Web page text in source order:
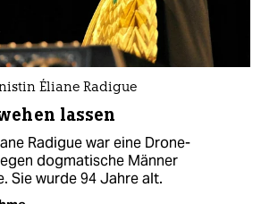
Éliane Radigue
lassen
Radigue war eine Drone-
dogmatische Männer
Sie wurde 94 Jahre alt.